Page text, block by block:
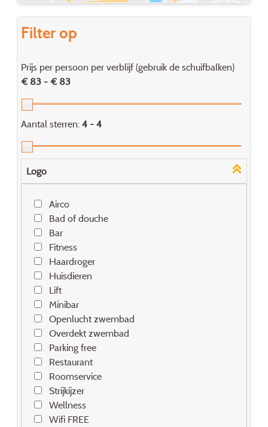
Filter op
Prijs per persoon per verblijf (gebruik de schuifbalken)
€ 83 - € 83
Aantal sterren: 4 - 4
Logo
Airco
Bad of douche
Bar
Fitness
Haardroger
Huisdieren
Lift
Minibar
Openlucht zwembad
Overdekt zwembad
Parking free
Restaurant
Roomservice
Strijkijzer
Wellness
Wifi FREE